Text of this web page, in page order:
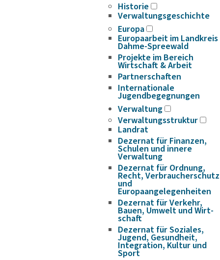
Historie
Verwaltungsgeschichte
Europa
Europaarbeit im Landkreis
Dahme-Spreewald
Projekte im Bereich
Wirtschaft & Arbeit
Partnerschaften
Internationale
Jugendbegegnungen
Verwaltung
Verwaltungsstruktur
Landrat
Dezernat für Finanzen,
Schulen und innere
Verwaltung
Dezernat für Ordnung,
Recht, Verbraucherschutz
und
Europaangelegenheiten
Dezernat für Verkehr,
Bauen, Umwelt und Wirt­
schaft
Dezernat für Soziales,
Jugend, Gesundheit,
Integration, Kultur und
Sport